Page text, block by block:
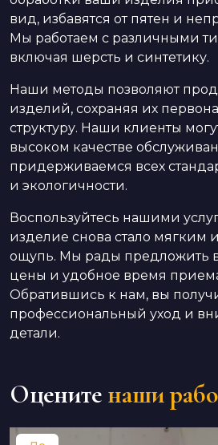
вид, избавятся от пятен и
Мы работаем с различными
включая шерсть и синтетику.
Наши методы позволяют
изделий, сохраняя их
структуру. Наши клиенты
высоком качестве
придерживаемся всех
и экологичности.
Воспользуйтесь нашими
изделие снова стало мягким
ощупь. Мы рады предложить
цены и удобное время приема
Обратившись к нам, вы
профессиональный уход и
детали.
Оцените наши